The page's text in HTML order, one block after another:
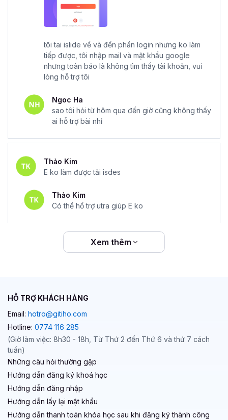
tôi tai islide về và đến phần login nhưng ko làm
tiếp được, tôi nhập mail và mật khẩu google
nhưng toàn báo là không tìm thấy tài khoản, vui
lòng hỗ trợ tôi
Ngoc Ha
sao tôi hỏi từ hôm qua đến giờ cũng không thấy
ai hỗ trợ bài nhỉ
Thảo Kim
E ko làm được tải isdes
Thảo Kim
Có thể hổ trợ utra giúp E ko
Xem thêm
HỖ TRỢ KHÁCH HÀNG
Email: hotro@gitiho.com
Hotline: 0774 116 285
(Giờ làm việc: 8h30 - 18h, Từ Thứ 2 đến Thứ 6 và thứ 7 cách
tuần)
Những câu hỏi thường gặp
Hướng dẫn đăng ký khoá học
Hướng dẫn đăng nhập
Hướng dẫn lấy lại mật khẩu
Hướng dẫn thanh toán khóa học sau khi đăng ký thành công